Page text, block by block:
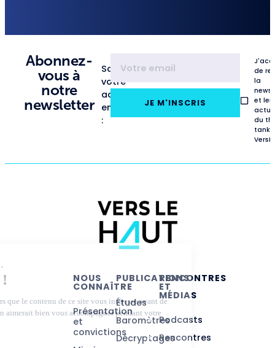
Abonnez-
vous à
notre
newsletter
Saisissez
votre
adresse
email
:
JE M'INSCRIS
de
la
et les
du
tank
NOUS
CONNAÎTRE
Présentation
et
convictions
PUBLICATIONS
Études
Baromètres
Décryptages
RENCONTRES
ET
MÉDIAS
Podcasts
Rencontres